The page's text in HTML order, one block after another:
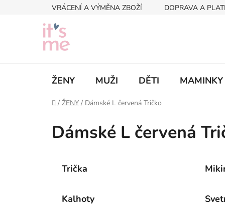
VRÁCENÍ A VÝMĚNA ZBOŽÍ DOPRAVA A
ŽENY MUŽI DĚTI MAMINKY
Domů
/ ŽENY / Dámské L červená Tričko
Dámské L červená
Trička
Kalhoty